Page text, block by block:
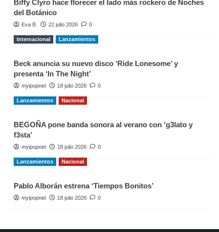
Biffy Clyro hace florecer el lado más rockero de Noches
del Botánico
Eva B. 22 julio 2026 0
Internacional Lanzamientos
Beck anuncia su nuevo disco ‘Ride Lonesome’ y
presenta ‘In The Night’
myipopnet 18 julio 2026 0
Lanzamientos Nacional
BEGOÑA pone banda sonora al verano con ‘g3lato y
f3sta’
myipopnet 18 julio 2026 0
Lanzamientos Nacional
Pablo Alborán estrena ‘Tiempos Bonitos’
myipopnet 18 julio 2026 0